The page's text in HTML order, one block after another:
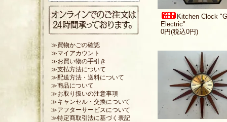
Kitchen Clock
Electric"
0円(税込0円)
≫買物かごの確認
≫マイアカウント
≫お買い物の手引き
≫支払方法について
≫配送方法・送料について
≫商品について
≫お取り扱いの注意事項
≫キャンセル・交換について
≫アフターサービスについて
≫特定商取引法に基づく表記